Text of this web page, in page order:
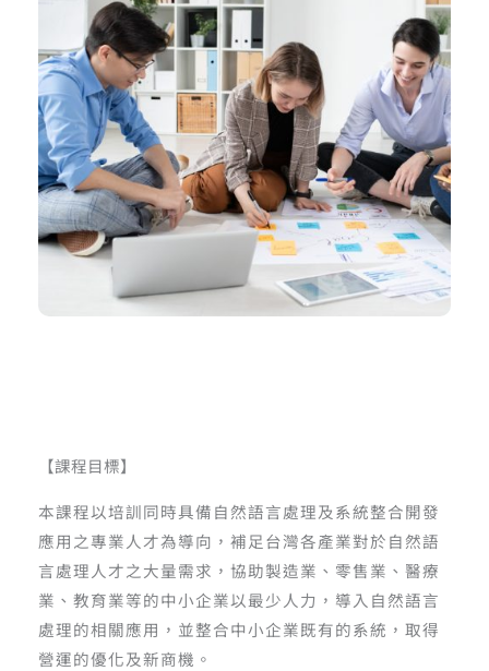
【課程目標】
本課程以培訓同時具備自然語言處理及系統整合開發
應用之專業人才為導向，補足台灣各產業對於自然語
言處理人才之大量需求，協助製造業、零售業、醫療
業、教育業等的中小企業以最少人力，導入自然語言
處理的相關應用，並整合中小企業既有的系統，取得
營運的優化及新商機。